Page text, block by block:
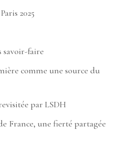
2025
savoir-faire
comme une source du
par LSDH
France, une fierté partagée